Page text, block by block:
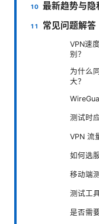
最新趋势与隐
常见问题解
VPN速
别？
为什么
大？
测试时
VPN 流
如何选
移动端
测试工
是否需